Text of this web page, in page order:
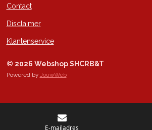
Contact
Disclaimer
Klantenservice
© 2026 Webshop SHCRB&T
Powered by JouwWeb
E-mailadres